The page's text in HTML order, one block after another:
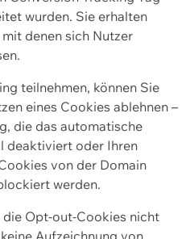
wurden. Sie erhalten
denen sich Nutzer
teilnehmen, können Sie
eines Cookies ablehnen –
die das automatische
deaktiviert oder Ihren
von der Domain
werden.
Opt-out-Cookies nicht